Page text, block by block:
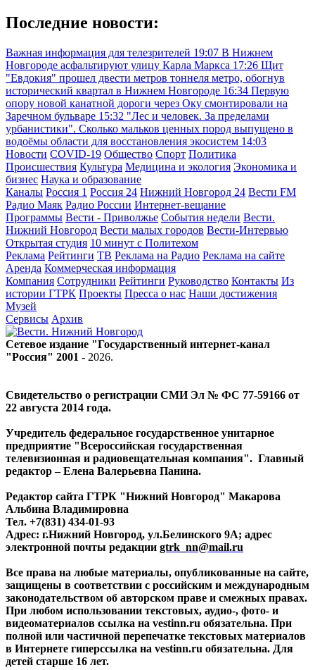
Последние новости:
Важная информация для телезрителей 19:07 В Нижнем
Новгороде асфальтируют улицу Карла Маркса 17:26 Щит
"Евдокия" прошел двести метров тоннеля метро, обогнув
исторический квартал в Нижнем Новгороде 16:34 Первую
опору новой канатной дороги через Оку смонтировали на
Заречном бульваре 15:32 "Лес и человек. За пределами
урбанистики". Сколько мальков ценных пород выпущено в
водоёмы области для восстановления экосистем 14:03
Новости COVID-19 Общество Спорт Политика
Происшествия Культура Медицина и экология Экономика и
бизнес Наука и образование
Каналы Россия 1 Россия 24 Нижний Новгород 24 Вести FM
Радио Маяк Радио России Интернет-вещание
Программы Вести - Приволжье События недели Вести.
Нижний Новгород Вести малых городов Вести-Интервью
Открытая студия 10 минут с Политехом
Реклама Рейтинги ТВ Реклама на Радио Реклама на сайте
Аренда Коммерческая информация
Компания Сотрудники Рейтинги Руководство Контакты Из
истории ГТРК Проекты Пресса о нас Наши достижения
Музей
Сервисы Архив
Сетевое издание "Государственный интернет-канал
"Россия" 2001 - 2026.
Свидетельство о регистрации СМИ Эл № ФС 77-59166 от
22 августа 2014 года.
Учредитель федеральное государственное унитарное
предприятие "Всероссийская государственная
телевизионная и радиовещательная компания". Главный
редактор – Елена Валерьевна Панина.
Редактор сайта ГТРК "Нижний Новгород" Макарова
Альбина Владимировна
Тел. +7(831) 434-01-93
Адрес: г.Нижний Новгород, ул.Белинского 9А; адрес
электронной почты редакции gtrk_nn@mail.ru
Все права на любые материалы, опубликованные на сайте,
защищены в соответствии с российским и международным
законодательством об авторском праве и смежных правах.
При любом использовании текстовых, аудио-, фото- и
видеоматериалов ссылка на vestinn.ru обязательна. При
полной или частичной перепечатке текстовых материалов
в Интернете гиперссылка на vestinn.ru обязательна. Для
детей старше 16 лет.